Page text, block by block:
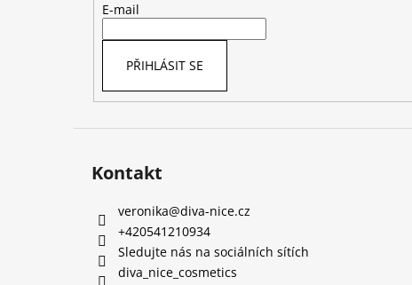
E-mail
PŘIHLÁSIT SE
Kontakt
veronika@diva-nice.cz
+420541210934
Sledujte nás na sociálních sítích
diva_nice_cosmetics